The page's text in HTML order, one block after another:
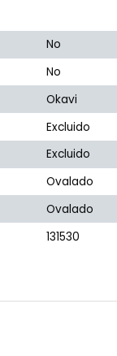
No
No
Okavi
Excluido
Excluido
Ovalado
Ovalado
131530